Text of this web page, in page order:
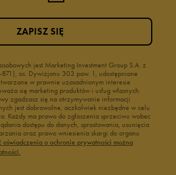
jest Marketing Investment Group S.A. z
os. Dywizjonu 303 paw. 1, udostępnione
w prawnie uzasadnionym interesie
się marketing produktów i usług własnych.
zgadzasz się na otrzymywanie informacji
jest dobrowolne, aczkolwiek niezbędne w celu
Każdy ma prawo do zgłoszenia sprzeciwu wobec
dostępu do danych, sprostowania, usunięcia
oraz prawo wniesienia skargi do organu
oświadczenia o ochronie prywatności można
ZAPISZ SIĘ